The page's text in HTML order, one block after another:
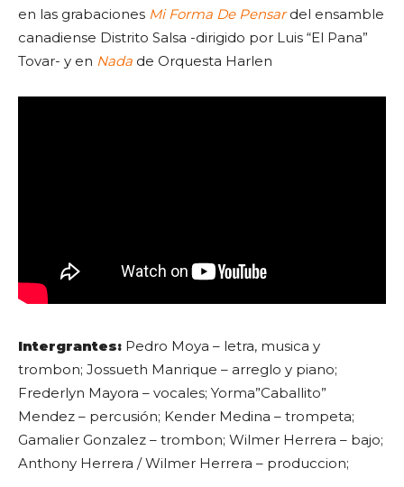
en las grabaciones Mi Forma De Pensardel ensamble
canadiense Distrito Salsa -dirigido por Luis “El Pana”
Tovar- y en Nada de Orquesta Harlen
Intergrantes: Pedro Moya – letra, musica y
trombon; Jossueth Manrique – arreglo y piano;
Frederlyn Mayora – vocales; Yorma”Caballito”
Mendez – percusión; Kender Medina – trompeta;
Gamalier Gonzalez – trombon; Wilmer Herrera – bajo;
Anthony Herrera / Wilmer Herrera – produccion;